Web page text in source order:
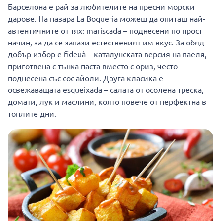
Барселона е рай за любителите на пресни морски
дарове. На пазара La Boqueria можеш да опиташ най-
автентичните от тях: mariscada – поднесени по прост
начин, за да се запази естественият им вкус. За обяд
добър избор е fideuà – каталунската версия на паеля,
приготвена с тънка паста вместо с ориз, често
поднесена със сос айоли. Друга класика е
освежаващата esqueixada – салата от осолена треска,
домати, лук и маслини, която повече от перфектна в
топлите дни.